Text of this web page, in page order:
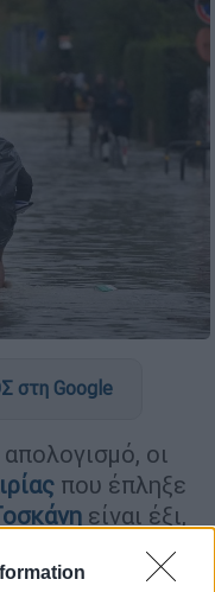
στη Google
οι
που έπληξε
είναι έξι,